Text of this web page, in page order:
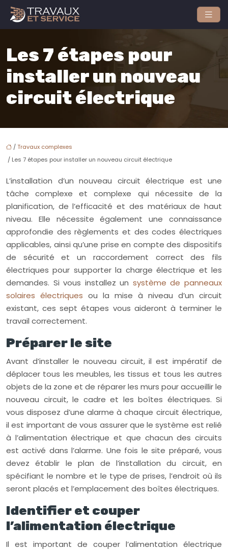
Les 7 étapes pour
installer un nouveau
circuit électrique
/Travaux complexes
/ Les 7 étapes pour installer un nouveau circuit électrique
L’installation d’un nouveau circuit électrique est une
tâche complexe et complexe qui nécessite de la
planification, de l’efficacité et des matériaux de haut
niveau. Elle nécessite également une connaissance
approfondie des règlements et des codes électriques
applicables, ainsi qu’une prise en compte des dispositifs
de sécurité et un raccordement correct des fils
électriques pour supporter la charge électrique et les
demandes. Si vous installez un système de panneaux
solaires électriques ou la mise à niveau d’un circuit
existant, ces sept étapes vous aideront à terminer le
travail correctement.
Préparer le site
Avant d’installer le nouveau circuit, il est impératif de
déplacer tous les meubles, les tissus et tous les autres
objets de la zone et de réparer les murs pour accueillir le
nouveau circuit, le cadre et les boîtes électriques. Si
vous disposez d’une alarme à chaque circuit électrique,
il est important de vous assurer que le système est relié
à l’alimentation électrique et que chacun des circuits
est activé dans l’alarme. Une fois le site préparé, vous
devez établir le plan de l’installation du circuit, en
spécifiant le nombre et le type de prises, l’endroit où ils
seront placés et l’emplacement des boîtes électriques.
Identifier et couper
l’alimentation électrique
Il est important de couper l’alimentation électrique